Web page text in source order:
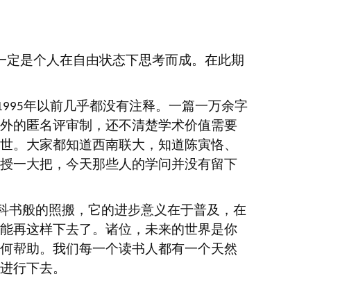
是个人在自由状态下思考而成。在此期
年以前几乎都没有注释。一篇一万余字
的匿名评审制，还不清楚学术价值需要
。大家都知道西南联大，知道陈寅恪、
一大把，今天那些人的学问并没有留下
书般的照搬，它的进步意义在于普及，在
再这样下去了。诸位，未来的世界是你
帮助。我们每一个读书人都有一个天然
行下去。